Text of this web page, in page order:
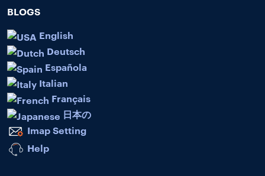
BLOGS
English
Deutsch
Española
Italian
Français
日本の
Imap Setting
Help